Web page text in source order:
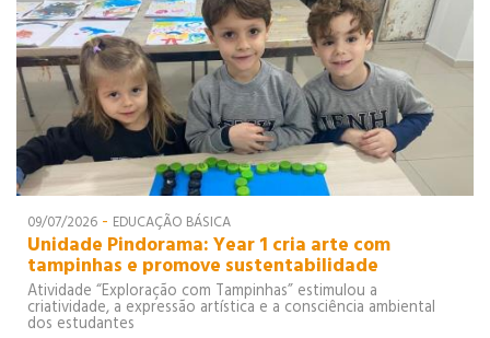
LOGÍSTICA
09/07/2026 - EDUCAÇÃO BÁSICA
Unidade Pindorama: Year 1 cria arte com
tampinhas e promove sustentabilidade
Atividade “Exploração com Tampinhas” estimulou a
criatividade, a expressão artística e a consciência ambiental
dos estudantes